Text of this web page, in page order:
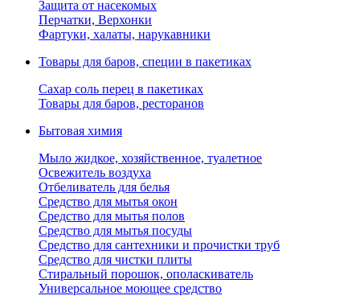
Защита от насекомых
Перчатки, Верхонки
Фартуки, халаты, нарукавники
Товары для баров, специи в пакетиках
Сахар соль перец в пакетиках
Товары для баров, ресторанов
Бытовая химия
Мыло жидкое, хозяйственное, туалетное
Освежитель воздуха
Отбеливатель для белья
Средство для мытья окон
Средство для мытья полов
Средство для мытья посуды
Средство для сантехники и прочистки труб
Средство для чистки плиты
Стиральный порошок, ополаскиватель
Универсальное моющее средство